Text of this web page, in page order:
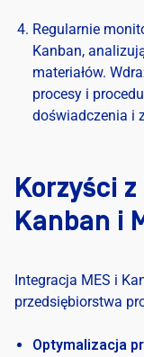
Regularnie
Kanban,
materiałów.
procesy i
doświadczenia i
Korzyści
Kanban i
Integracja MES i
przedsiębiorstwa
Optymalizacja